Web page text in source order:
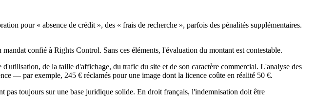
pour « absence de crédit », des « frais de recherche », parfois des pénalités supplémentaires.
confié à Rights Control. Sans ces éléments, l'évaluation du montant est contestable.
de la taille d'affichage, du trafic du site et de son caractère commercial. L'analyse des
— par exemple, 245 € réclamés pour une image dont la licence coûte en réalité 50 €.
pas toujours sur une base juridique solide. En droit français, l'indemnisation doit être